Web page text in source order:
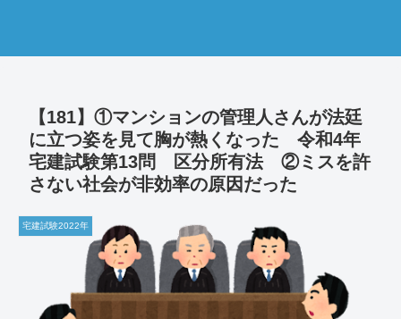
【181】①マンションの管理人さんが法廷
に立つ姿を見て胸が熱くなった 令和4年
宅建試験第13問 区分所有法 ②ミスを許
さない社会が非効率の原因だった
宅建試験2022年